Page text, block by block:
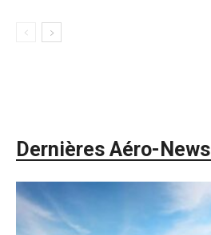
Dernières Aéro-News